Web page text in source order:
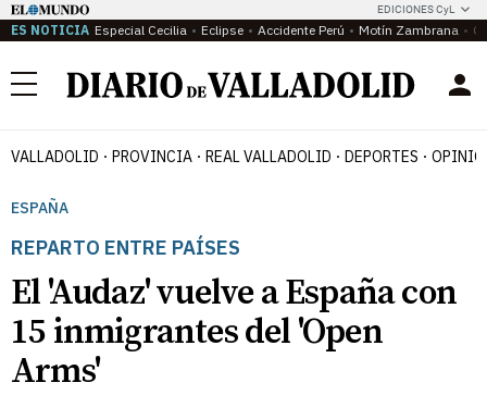
EDICIONES CyL
ES NOTICIA Especial Cecilia Eclipse Accidente Perú Motín Zambrana
Menú
VALLADOLID PROVINCIA REAL VALLADOLID DEPORTES
ESPAÑA
REPARTO ENTRE PAÍSES
El 'Audaz' vuelve a España con
15 inmigrantes del 'Open
Arms'